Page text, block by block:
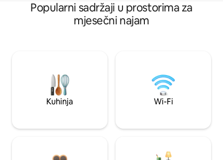
Popularni sadržaji u prostorima za
mjesečni najam
Kuhinja Wi-Fi